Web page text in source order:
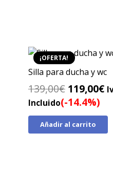
¡OFERTA!
Silla para ducha y wc
139,00€ El
precio
original
era:
119,00€El
Incluido(-14.4%)
Añadir al carrito